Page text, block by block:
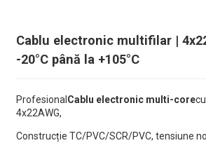
Cablu electronic multifilar |
-20°C până la +105°C
Profesional Cablu electronic multi-core
4x22AWG,
Construcție TC/PVC/SCR/PVC, tensiune